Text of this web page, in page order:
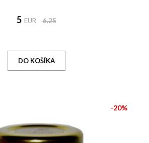
5 EUR 6.25
-20%